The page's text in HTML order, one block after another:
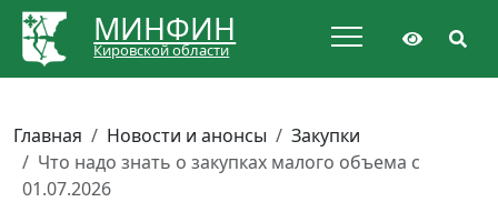
МИНФИН
Кировской области
Главная Новости и анонсы
Закупки
Что надо знать о закупках малого объема с
01.07.2026